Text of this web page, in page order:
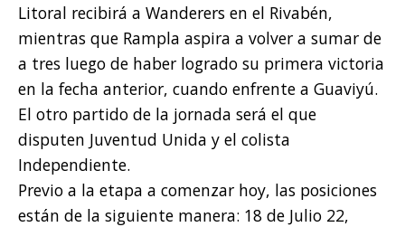
Litoral recibirá a Wanderers en el Rivabén,
mientras que Rampla aspira a volver a sumar de
a tres luego de haber logrado su primera victoria
en la fecha anterior, cuando enfrente a Guaviyú.
El otro partido de la jornada será el que
disputen Juventud Unida y el colista
Independiente.
Previo a la etapa a comenzar hoy, las posiciones
están de la siguiente manera: 18 de Julio 22,